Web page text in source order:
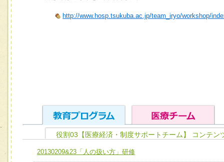
http://www.hosp.tsukuba.ac.jp/team_iryo/workshop/
ユニット１ 医療人としての基礎能力
全人的医療を実践する医療人として、必要な基礎能力を身
役割03【医療経済・制度サポートチーム】 コンテン
20130209&23「人の扱い方」研修